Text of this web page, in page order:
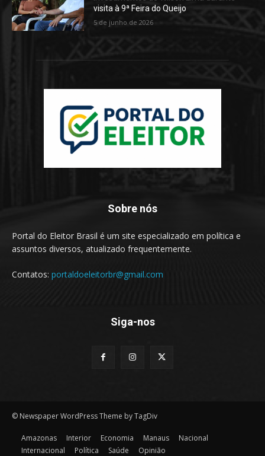
visita à 9ª Feira do Queijo
5 de junho de 2026
Sobre nós
Portal do Eleitor Brasil é um site especializado em política e
assuntos diversos, atualizado frequentemente.
Contatos: portaldoeleitorbr@gmail.com
Siga-nos
© Newspaper WordPress Theme by TagDiv
Amazonas Interior Economia Manaus
Nacional
Internacional
Política Saúde Opinião